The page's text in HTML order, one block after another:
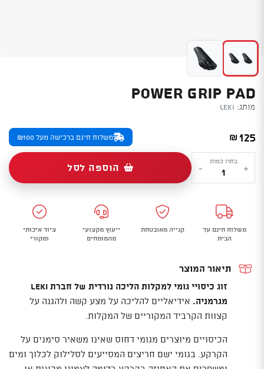
POWER GRIP PAD
מותג: Leki
₪ 125 משלוח חינם ברכישה מעל ₪100
+
כמות
של
Grip
Pad
בחרו כמות
- הוספה לסל
משלוח חינם עד
הבית
קנייה מאובטחת
ייעוץ מקצועי
מהמומחים
ציוד איכותי
ומקורי
תיאור המוצר
זוג כיסויי גומי למקלות הליכה נורדית של חברת Leki
מגרמניה. אידיאליים להליכה על מצע קשה ולהגנה על
קצוות הקרביד המקוריים של המקלות.
הכיסויים מיוצרים מגומי דחוס שאינו משאיר סימנים על
הקרקע. בגומי ישם חריצים המסייעים לסלילוק לכלוך ומים